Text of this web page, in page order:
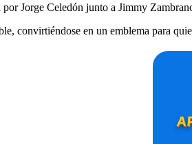
Jorge Celedón junto a Jimmy
convirtiéndose en un emblema para